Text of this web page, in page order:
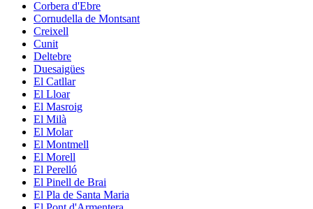
Corbera d'Ebre
Cornudella de Montsant
Creixell
Cunit
Deltebre
Duesaigües
El Catllar
El Lloar
El Masroig
El Milà
El Molar
El Montmell
El Morell
El Perelló
El Pinell de Brai
El Pla de Santa Maria